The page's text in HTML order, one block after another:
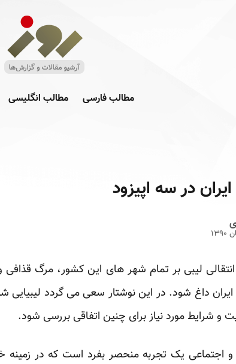
مطالب فارسی مطالب انگلیسی
در سه اپیزود
لیبی بر تمام شهر های این کشور، مرگ قذافی
ایران داغ شود. در این نوشتار سعی می گردد لیبیایی
و شرایط مورد نیاز برای چنین اتفاقی بررسی شود.
و اجتماعی یک تجربه منحصر بفرد است که در